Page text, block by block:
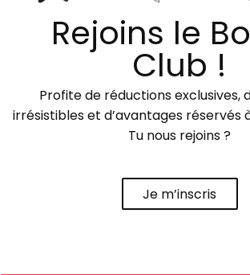
Rejoins le
Club !
Profite de réductions exclusives,
irrésistibles et d’avantages réservés
Tu nous rejoins ?
Je m’inscris